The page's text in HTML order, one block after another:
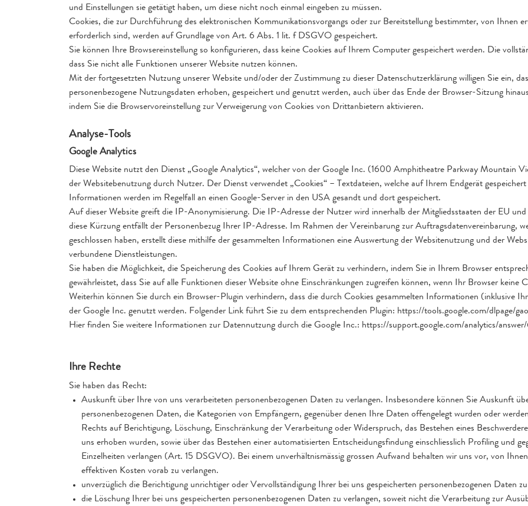
und Einstellungen sie getätigt haben, um diese nicht noch einmal eingeben zu müssen.
Cookies, die zur Durchführung des elektronischen Kommunikationsvorgangs oder zur Bereitstellung bestimmter, von Ihnen
erforderlich sind, werden auf Grundlage von Art. 6 Abs. 1 lit. f DSGVO gespeichert.
Sie können Ihre Browsereinstellung so konfigurieren, dass keine Cookies auf Ihrem Computer gespeichert werden. Die
dass Sie nicht alle Funktionen unserer Website nutzen können.
Mit der fortgesetzten Nutzung unserer Website und/oder der Zustimmung zu dieser Datenschutzerklärung willigen Sie ein,
personenbezogene Nutzungsdaten erhoben, gespeichert und genutzt werden, auch über das Ende der Browser-Sitzung
indem Sie die Browservoreinstellung zur Verweigerung von Cookies von Drittanbietern aktivieren.
Analyse-Tools
Google Analytics
Diese Website nutzt den Dienst „Google Analytics“, welcher von der Google Inc. (1600 Amphitheatre Parkway Mountain
der Websitebenutzung durch Nutzer. Der Dienst verwendet „Cookies“ – Textdateien, welche auf Ihrem Endgerät
Informationen werden im Regelfall an einen Google-Server in den USA gesandt und dort gespeichert.
Auf dieser Website greift die IP-Anonymisierung. Die IP-Adresse der Nutzer wird innerhalb der Mitgliedsstaaten der EU
diese Kürzung entfällt der Personenbezug Ihrer IP-Adresse. Im Rahmen der Vereinbarung zur Auftragsdatenvereinbarung,
geschlossen haben, erstellt diese mithilfe der gesammelten Informationen eine Auswertung der Websitenutzung und der
verbundene Dienstleistungen.
Sie haben die Möglichkeit, die Speicherung des Cookies auf Ihrem Gerät zu verhindern, indem Sie in Ihrem Browser
gewährleistet, dass Sie auf alle Funktionen dieser Website ohne Einschränkungen zugreifen können, wenn Ihr Browser keine
Weiterhin können Sie durch ein Browser-Plugin verhindern, dass die durch Cookies gesammelten Informationen (inklusive
der Google Inc. genutzt werden. Folgender Link führt Sie zu dem entsprechenden Plugin: https://tools.google.com/dlpage/
Hier finden Sie weitere Informationen zur Datennutzung durch die Google Inc.: https://support.google.com/analytics/
Ihre Rechte
Sie haben das Recht:
Auskunft über Ihre von uns verarbeiteten personenbezogenen Daten zu verlangen. Insbesondere können Sie Auskunft
personenbezogenen Daten, die Kategorien von Empfängern, gegenüber denen Ihre Daten offengelegt wurden oder
Rechts auf Berichtigung, Löschung, Einschränkung der Verarbeitung oder Widerspruch, das Bestehen eines
uns erhoben wurden, sowie über das Bestehen einer automatisierten Entscheidungsfindung einschliesslich Profiling und
Einzelheiten verlangen (Art. 15 DSGVO). Bei einem unverhältnismässig grossen Aufwand behalten wir uns vor, von
effektiven Kosten vorab zu verlangen.
unverzüglich die Berichtigung unrichtiger oder Vervollständigung Ihrer bei uns gespeicherten personenbezogenen Daten
die Löschung Ihrer bei uns gespeicherten personenbezogenen Daten zu verlangen, soweit nicht die Verarbeitung zur